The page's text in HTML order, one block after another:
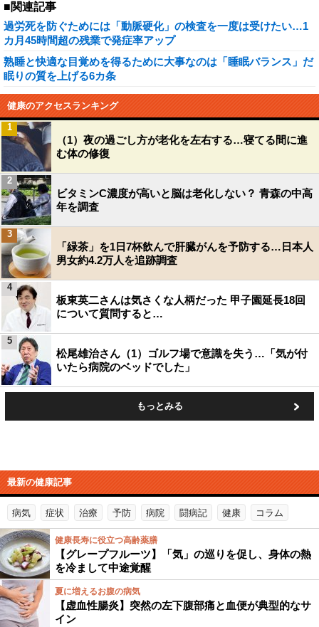
■関連記事
過労死を防ぐためには「動脈硬化」の検査を一度は受けたい…1
カ月45時間超の残業で発症率アップ
熟睡と快適な目覚めを得るために大事なのは「睡眠バランス」だ
眠りの質を上げる6カ条
健康のアクセスランキング
（1）夜の過ごし方が老化を左右する…寝てる間に進
む体の修復
1
ビタミンC濃度が高いと脳は老化しない？ 青森の中高
年を調査
2
「緑茶」を1日7杯飲んで肝臓がんを予防する…日本人
男女約4.2万人を追跡調査
3
板東英二さんは気さくな人柄だった 甲子園延長18回
について質問すると…
4
松尾雄治さん（1）ゴルフ場で意識を失う…「気が付
いたら病院のベッドでした」
5
もっとみる
最新の健康記事
病気 症状 治療 予防 病院 闘病記 健康 コラム
健康長寿に役立つ高齢薬膳
【グレープフルーツ】「気」の巡りを促し、身体の熱
を冷まして中途覚醒
夏に増えるお腹の病気
【虚血性腸炎】突然の左下腹部痛と血便が典型的なサ
イン